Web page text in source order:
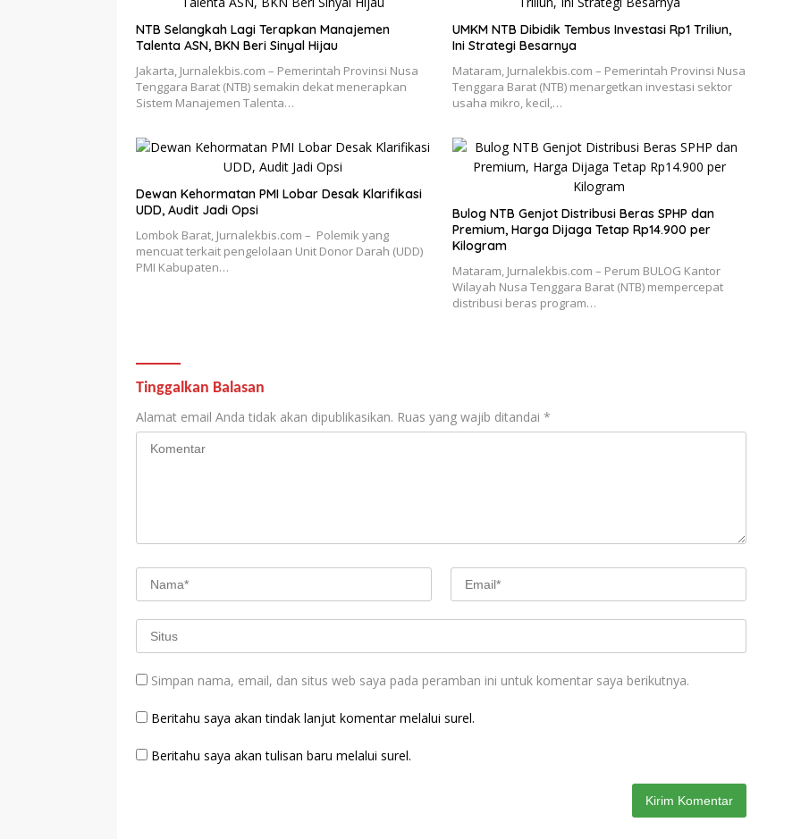
NTB Selangkah Lagi Terapkan Manajemen
Talenta ASN, BKN Beri Sinyal Hijau
Jakarta, Jurnalekbis.com – Pemerintah Provinsi Nusa
Tenggara Barat (NTB) semakin dekat menerapkan
Sistem Manajemen Talenta…
UMKM NTB Dibidik Tembus Investasi Rp1 Triliun,
Ini Strategi Besarnya
Mataram, Jurnalekbis.com – Pemerintah Provinsi Nusa
Tenggara Barat (NTB) menargetkan investasi sektor
usaha mikro, kecil,…
Dewan Kehormatan PMI Lobar Desak Klarifikasi
UDD, Audit Jadi Opsi
Lombok Barat, Jurnalekbis.com – Polemik yang
mencuat terkait pengelolaan Unit Donor Darah (UDD)
PMI Kabupaten…
Bulog NTB Genjot Distribusi Beras SPHP dan
Premium, Harga Dijaga Tetap Rp14.900 per
Kilogram
Mataram, Jurnalekbis.com – Perum BULOG Kantor
Wilayah Nusa Tenggara Barat (NTB) mempercepat
distribusi beras program…
Tinggalkan Balasan
Alamat email Anda tidak akan dipublikasikan. Ruas yang wajib ditandai *
Simpan nama, email, dan situs web saya pada peramban ini untuk komentar saya berikutnya.
Beritahu saya akan tindak lanjut komentar melalui surel.
Beritahu saya akan tulisan baru melalui surel.